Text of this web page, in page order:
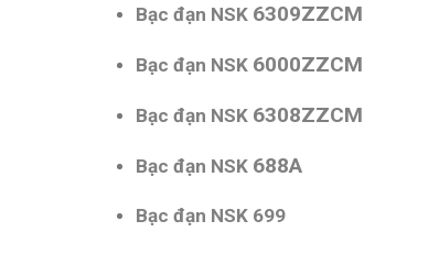
Bạc đạn NSK 6309ZZCM
Bạc đạn NSK 6000ZZCM
Bạc đạn NSK 6308ZZCM
Bạc đạn NSK 688A
Bạc đạn NSK 699